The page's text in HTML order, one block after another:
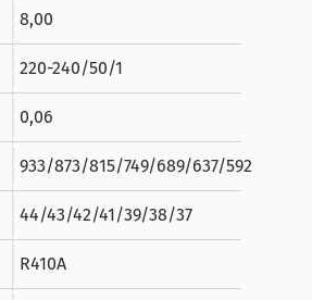
8,00
220-240/50/1
0,06
933/873/815/749/689/637/592
44/43/42/41/39/38/37
R410A